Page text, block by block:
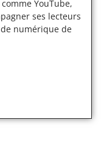
YouTube,
ses lecteurs
numérique de